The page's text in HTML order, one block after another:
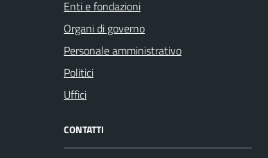
Enti e fondazioni
Organi di governo
Personale amministrativo
Politici
Uffici
CONTATTI